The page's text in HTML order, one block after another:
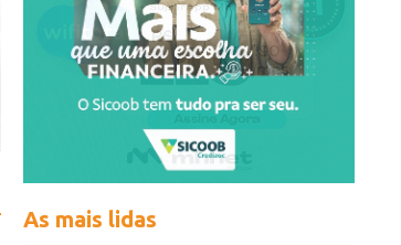
As mais lidas